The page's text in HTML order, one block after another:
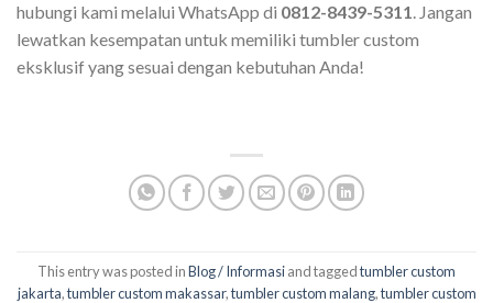
hubungi kami melalui WhatsApp di 0812-8439-5311. Jangan
lewatkan kesempatan untuk memiliki tumbler custom
eksklusif yang sesuai dengan kebutuhan Anda!
This entry was posted inBlog / Informasiand taggedtumbler custom
jakarta,tumbler custom makassar,tumbler custom malang,tumbler custom